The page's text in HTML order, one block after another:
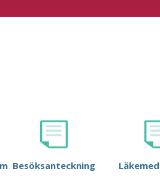
Besöksanteckning